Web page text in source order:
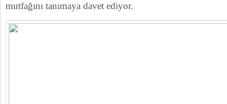
mutfağını tanımaya davet ediyor.